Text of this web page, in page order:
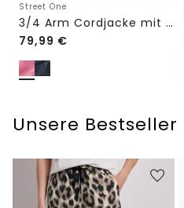
Street One
3/4 Arm Cordjacke mit Hemdkragen
79,99 €
Unsere Bestseller